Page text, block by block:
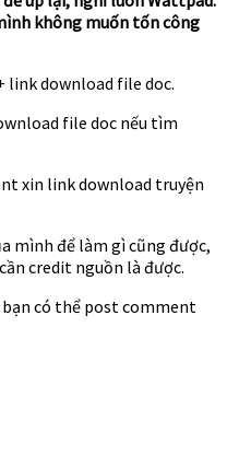
không muốn tốn công
download file doc.
file doc nếu tìm
xin link download truyện
mình để làm gì cũng được,
credit nguồn là được.
có thể post comment